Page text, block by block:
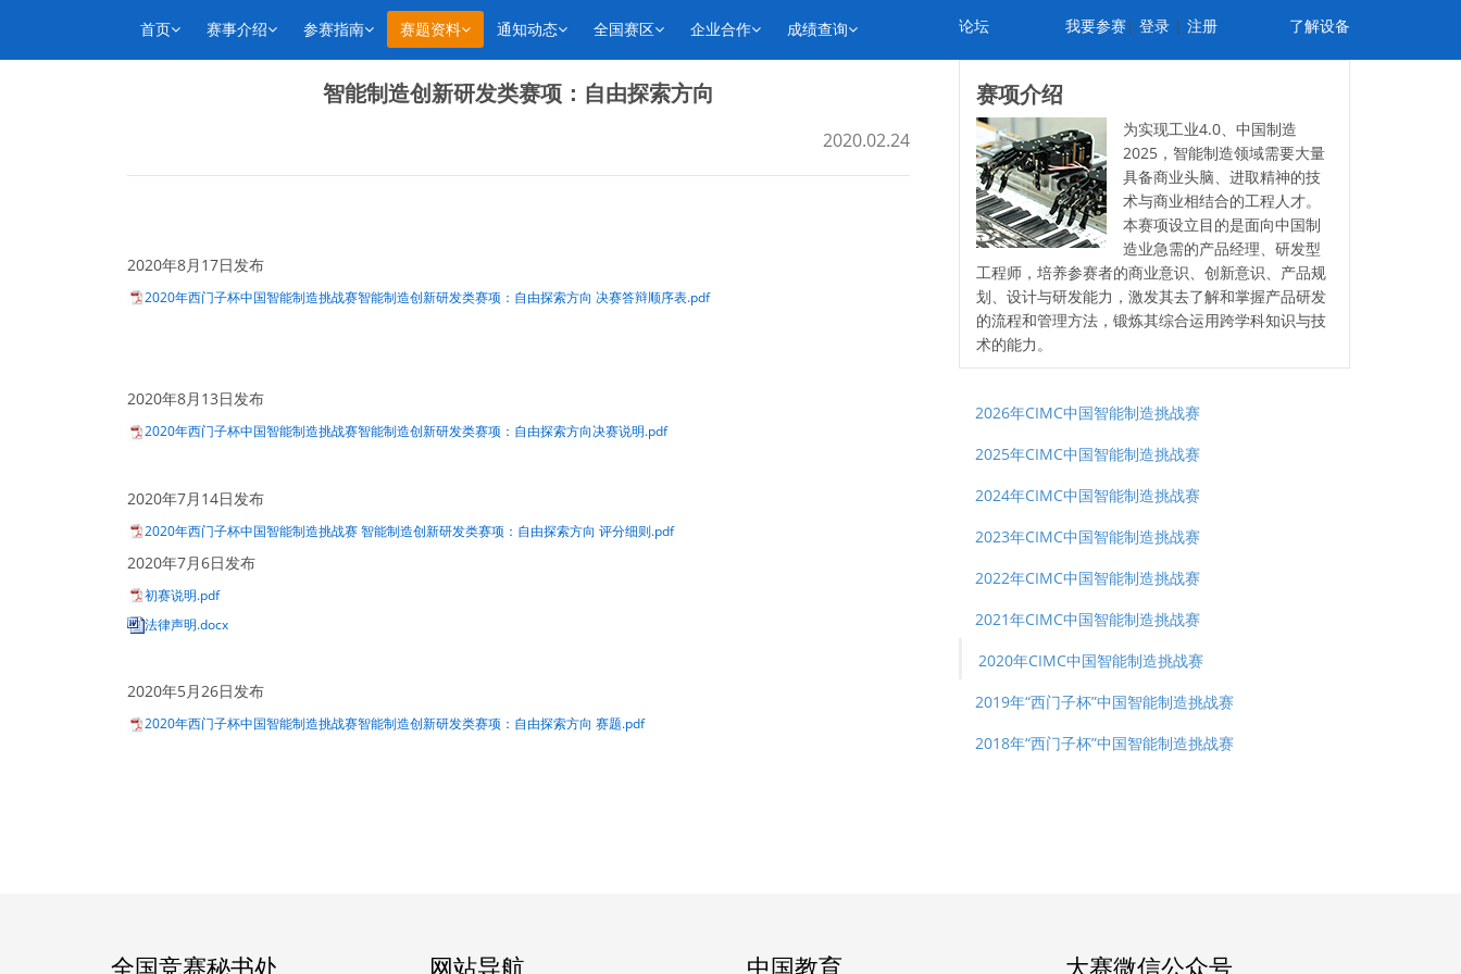
首页 赛事介绍 参赛指南 赛题资料 通知动态 全国赛区 企业合作 成绩查询 论坛 我要参赛| 登录| 注册 了解设备
智能制造创新研发类赛项：自由探索方向
2020.02.24
2020年8月17日发布
2020年西门子杯中国智能制造挑战赛智能制造创新研发类赛项：自由探索方向 决赛答辩顺序表.pdf
2020年8月13日发布
2020年西门子杯中国智能制造挑战赛智能制造创新研发类赛项：自由探索方向决赛说明.pdf
2020年7月14日发布
2020年西门子杯中国智能制造挑战赛 智能制造创新研发类赛项：自由探索方向 评分细则.pdf
2020年7月6日发布
初赛说明.pdf
法律声明.docx
2020年5月26日发布
2020年西门子杯中国智能制造挑战赛智能制造创新研发类赛项：自由探索方向 赛题.pdf
赛项介绍
为实现工业4.0、中国制造
2025，智能制造领域需要大量
具备商业头脑、进取精神的技
术与商业相结合的工程人才。
本赛项设立目的是面向中国制
造业急需的产品经理、研发型
工程师，培养参赛者的商业意识、创新意识、产品规
划、设计与研发能力，激发其去了解和掌握产品研发
的流程和管理方法，锻炼其综合运用跨学科知识与技
术的能力。
2026年CIMC中国智能制造挑战赛
2025年CIMC中国智能制造挑战赛
2024年CIMC中国智能制造挑战赛
2023年CIMC中国智能制造挑战赛
2022年CIMC中国智能制造挑战赛
2021年CIMC中国智能制造挑战赛
2020年CIMC中国智能制造挑战赛
2019年“西门子杯”中国智能制造挑战赛
2018年“西门子杯”中国智能制造挑战赛
全国竞赛秘书处 网站导航 中国教育 大赛微信公众号